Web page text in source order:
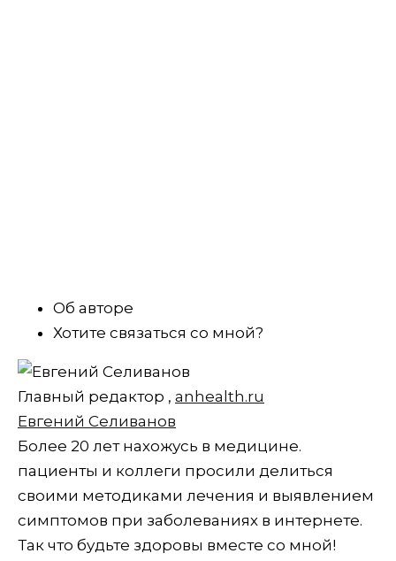
Об авторе
Хотите связаться со мной?
Главный редактор , anhealth.ru
Евгений Селиванов
Более 20 лет нахожусь в медицине.
пациенты и коллеги просили делиться
своими методиками лечения и выявлением
симптомов при заболеваниях в интернете.
Так что будьте здоровы вместе со мной!